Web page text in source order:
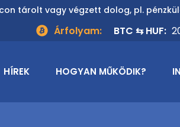
tárolt vagy végzett dolog, pl.
Árfolyam: BTC ⇆ HUF:
HÍREK HOGYAN MŰKÖDIK?